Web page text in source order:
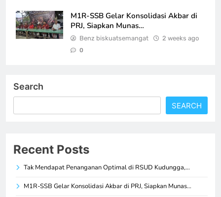
M1R-SSB Gelar Konsolidasi Akbar di
PRJ, Siapkan Munas…
Benz biskuatsemangat 2 weeks ago
0
Search
SEARCH
Recent Posts
Tak Mendapat Penanganan Optimal di RSUD Kudungga,…
M1R-SSB Gelar Konsolidasi Akbar di PRJ, Siapkan Munas…